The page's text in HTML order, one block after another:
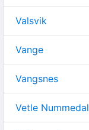
Valsvik
Vange
Vangsnes
Vetle Nummedal